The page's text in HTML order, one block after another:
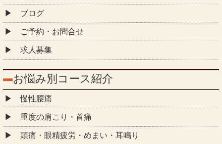
ブログ
ご予約・お問合せ
求人募集
お悩み別コース紹介
慢性腰痛
重度の肩こり・首痛
頭痛・眼精疲労・めまい・耳鳴り